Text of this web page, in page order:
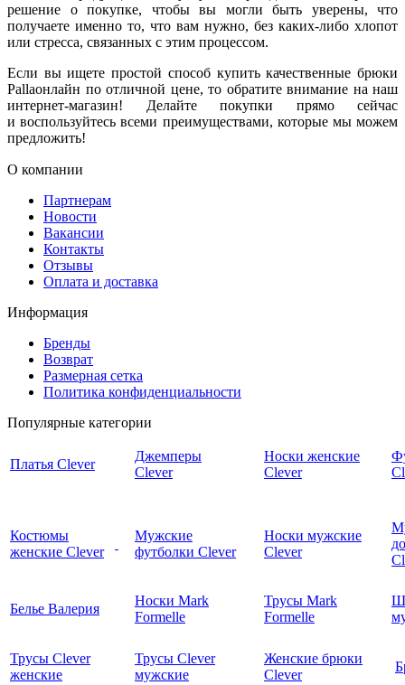
решение о покупке, чтобы вы могли быть уверены, что
получаете именно то, что вам нужно, без каких-либо хлопот
или стресса, связанных с этим процессом.
Если вы ищете простой способ купить качественные брюки
Pallaонлайн по отличной цене, то обратите внимание на наш
интернет-магазин! Делайте покупки прямо сейчас
и воспользуйтесь всеми преимуществами, которые мы можем
предложить!
О компании
Партнерам
Новости
Вакансии
Контакты
Отзывы
Оплата и доставка
Информация
Бренды
Возврат
Размерная сетка
Политика конфиденциальности
Популярные категории
Платья Clever
Джемперы
Clever
Носки женские
Clever
Костюмы
женские Clever
Мужские
футболки Clever
Носки мужские
Clever
Белье Валерия
Носки Mark
Formelle
Трусы Mark
Formelle
Трусы Clever
женские
Трусы Clever
мужские
Женские брюки
Clever